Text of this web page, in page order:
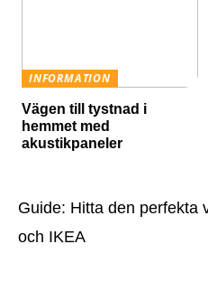
INFORMATION
Vägen till tystnad i
hemmet med
akustikpaneler
Guide: Hitta den perfekta
och IKEA